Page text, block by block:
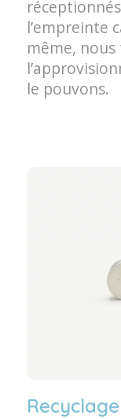
l’empreinte
même,
le pouvons.